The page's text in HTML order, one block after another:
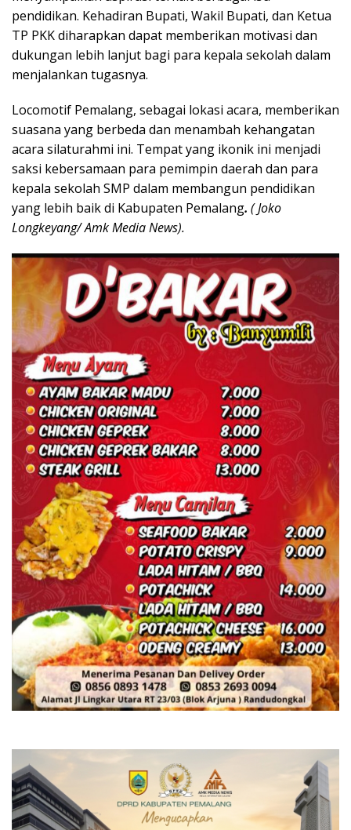
pendidikan. Kehadiran Bupati, Wakil Bupati, dan Ketua
TP PKK diharapkan dapat memberikan motivasi dan
dukungan lebih lanjut bagi para kepala sekolah dalam
menjalankan tugasnya.
Locomotif Pemalang, sebagai lokasi acara, memberikan
suasana yang berbeda dan menambah kehangatan
acara silaturahmi ini. Tempat yang ikonik ini menjadi
saksi kebersamaan para pemimpin daerah dan para
kepala sekolah SMP dalam membangun pendidikan
yang lebih baik di Kabupaten Pemalang. ( Joko
Longkeyang/ Amk Media News).